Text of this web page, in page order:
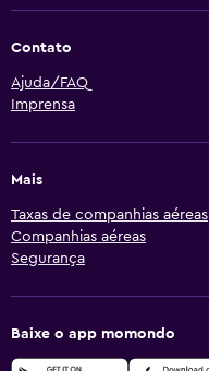
Contato
Ajuda/FAQ
Imprensa
Mais
Taxas de companhias aéreas
Companhias aéreas
Segurança
Baixe o app momondo